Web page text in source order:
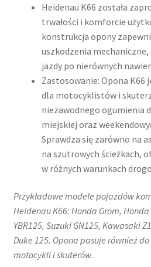
Heidenau K66 została
trwałości i komforcie
konstrukcja opony
uszkodzenia
jazdy po nierównych
Zastosowanie: Opona K66
dla motocyklistów i
niezawodnego ogumienia
miejskiej oraz
Sprawdza się zarówno na
na szutrowych ścieżkach,
w różnych warunkach
Przykładowe modele pojazdów
Heidenau K66: Honda Grom, Honda
YBR125, Suzuki GN125, Kawasaki
Duke 125. Opona pasuje również
motocykli i skuterów.​